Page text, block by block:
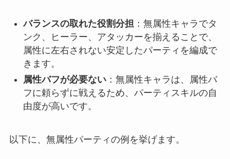
バランスの取れた役割分担：無属性キャラでタ
ンク、ヒーラー、アタッカーを揃えることで、
属性に左右されない安定したパーティを編成で
きます。
属性バフが必要ない：無属性キャラは、属性バ
フに頼らずに戦えるため、パーティスキルの自
由度が高いです。
以下に、無属性パーティの例を挙げます。